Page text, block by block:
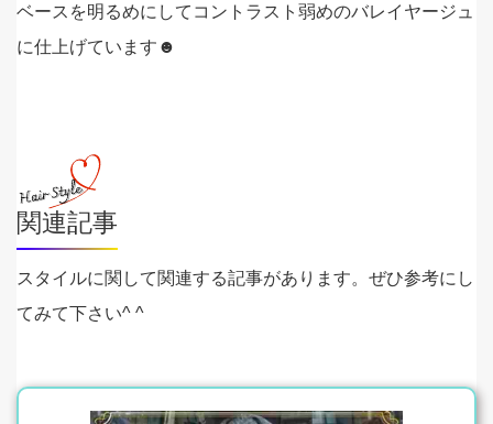
ベースを明るめにしてコントラスト弱めのバレイヤージュ
に仕上げています☻
関連記事
スタイルに関して関連する記事があります。ぜひ参考にし
てみて下さい^ ^